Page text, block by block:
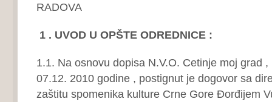
RADOVA
1 . UVOD U OPŠTE ODREDNICE :
1.1. Na osnovu dopisa N.V.O. Cetinje moj grad ,
07.12. 2010 godine , postignut je dogovor sa
zaštitu spomenika kulture Crne Gore Đorđijem